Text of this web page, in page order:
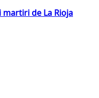
de La Rioja